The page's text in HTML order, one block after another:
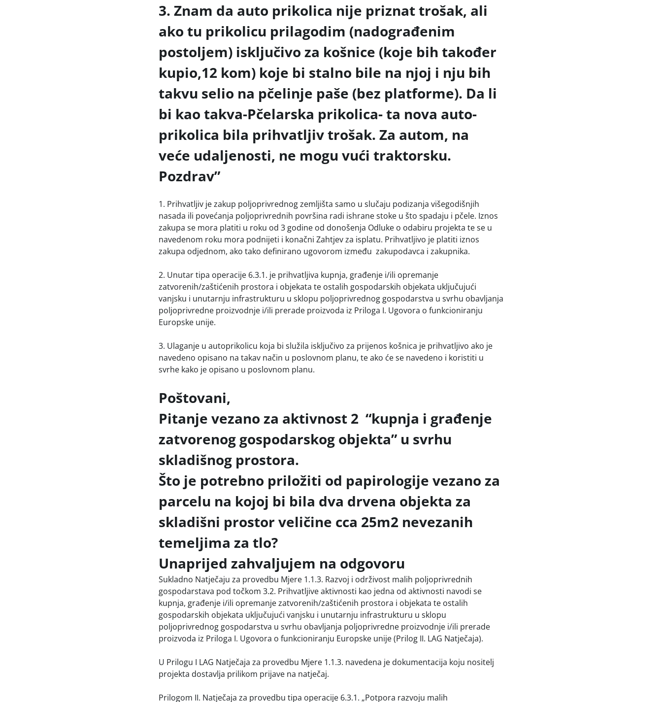
3. Znam da auto prikolica nije priznat trošak, ali
ako tu prikolicu prilagodim (nadograđenim
postoljem) isključivo za košnice (koje bih također
kupio,12 kom) koje bi stalno bile na njoj i nju bih
takvu selio na pčelinje paše (bez platforme). Da li
bi kao takva-Pčelarska prikolica- ta nova auto-
prikolica bila prihvatljiv trošak. Za autom, na
veće udaljenosti, ne mogu vući traktorsku.
Pozdrav”
1. Prihvatljiv je zakup poljoprivrednog zemljišta samo u slučaju podizanja višegodišnjih
nasada ili povećanja poljoprivrednih površina radi ishrane stoke u što spadaju i pčele. Iznos
zakupa se mora platiti u roku od 3 godine od donošenja Odluke o odabiru projekta te se u
navedenom roku mora podnijeti i konačni Zahtjev za isplatu. Prihvatljivo je platiti iznos
zakupa odjednom, ako tako definirano ugovorom između zakupodavca i zakupnika.
2. Unutar tipa operacije 6.3.1. je prihvatljiva kupnja, građenje i/ili opremanje
zatvorenih/zaštićenih prostora i objekata te ostalih gospodarskih objekata uključujući
vanjsku i unutarnju infrastrukturu u sklopu poljoprivrednog gospodarstva u svrhu obavljanja
poljoprivredne proizvodnje i/ili prerade proizvoda iz Priloga I. Ugovora o funkcioniranju
Europske unije.
3. Ulaganje u autoprikolicu koja bi služila isključivo za prijenos košnica je prihvatljivo ako je
navedeno opisano na takav način u poslovnom planu, te ako će se navedeno i koristiti u
svrhe kako je opisano u poslovnom planu.
Poštovani,
Pitanje vezano za aktivnost 2 “kupnja i građenje
zatvorenog gospodarskog objekta” u svrhu
skladišnog prostora.
Što je potrebno priložiti od papirologije vezano za
parcelu na kojoj bi bila dva drvena objekta za
skladišni prostor veličine cca 25m2 nevezanih
temeljima za tlo?
Unaprijed zahvaljujem na odgovoru
Sukladno Natječaju za provedbu Mjere 1.1.3. Razvoj i održivost malih poljoprivrednih
gospodarstava pod točkom 3.2. Prihvatljive aktivnosti kao jedna od aktivnosti navodi se
kupnja, građenje i/ili opremanje zatvorenih/zaštićenih prostora i objekata te ostalih
gospodarskih objekata uključujući vanjsku i unutarnju infrastrukturu u sklopu
poljoprivrednog gospodarstva u svrhu obavljanja poljoprivredne proizvodnje i/ili prerade
proizvoda iz Priloga I. Ugovora o funkcioniranju Europske unije (Prilog II. LAG Natječaja).
U Prilogu I LAG Natječaja za provedbu Mjere 1.1.3. navedena je dokumentacija koju nositelj
projekta dostavlja prilikom prijave na natječaj.
Prilogom II. Natječaja za provedbu tipa operacije 6.3.1. „Potpora razvoju malih